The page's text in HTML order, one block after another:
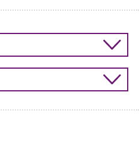
Raumkonfigurator DE EN